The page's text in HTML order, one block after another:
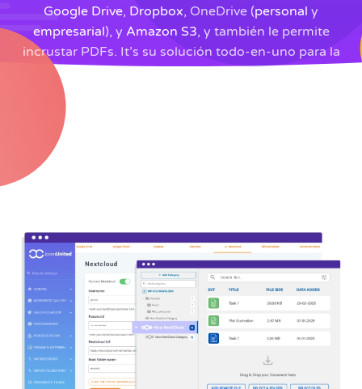
Google Drive, Dropbox, OneDrive (personal y
empresarial), y Amazon S3, y también le permite
incrustar PDFs. It’s su solución todo-en-uno para la